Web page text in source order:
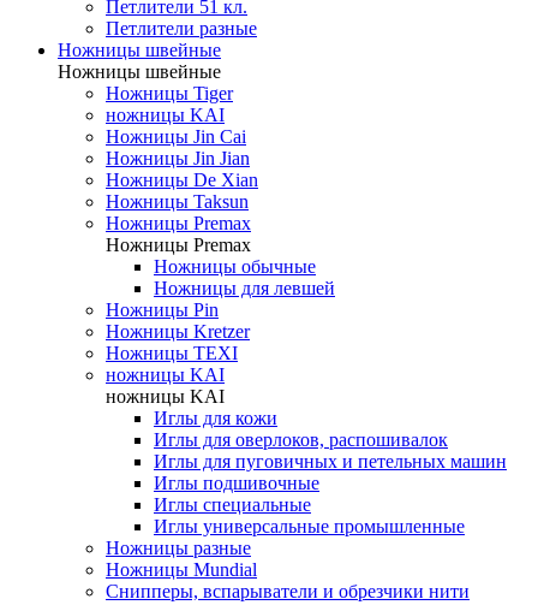
Петлители 51 кл.
Петлители разные
Ножницы швейные
Ножницы швейные
Ножницы Tiger
ножницы KAI
Ножницы Jin Cai
Ножницы Jin Jian
Ножницы De Xian
Ножницы Taksun
Ножницы Premax
Ножницы Premax
Ножницы обычные
Ножницы для левшей
Ножницы Pin
Ножницы Kretzer
Ножницы TEXI
ножницы KAI
ножницы KAI
Иглы для кожи
Иглы для оверлоков, распошивалок
Иглы для пуговичных и петельных машин
Иглы подшивочные
Иглы специальные
Иглы универсальные промышленные
Ножницы разные
Ножницы Mundial
Снипперы, вспарыватели и обрезчики нити